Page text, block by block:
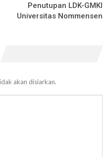
Penutupan LDK-GMKI
Universitas Nommensen
akan disiarkan.